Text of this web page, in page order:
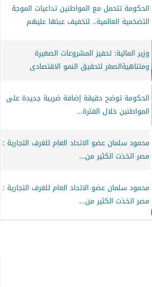
الحكومة تتحمل مع المواطنين تداعيات الموجة
التضخمية العالمية.. لتخفيف عبئها عليهم
وزير المالية: تحفيز المشروعات الصغيرة
ومتناهيةالصغر لتحقيق النمو الاقتصادى
الحكومة توضح حقيقة إضافة ضريبة جديدة على
المواطنين خلال الفترة...
محمود سلمان عضو الاتحاد العام للغرف التجارية :
مصر اتخذت الكثير من...
محمود سلمان عضو الاتحاد العام للغرف التجارية :
مصر اتخذت الكثير من...